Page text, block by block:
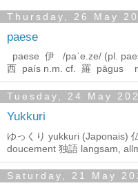
Thursday, 26 May
paese
paese 伊 /paˈe.ze/ (pl.
西 país n.m. cf. 羅 pāgus
Tuesday, 24 May
Yukkuri
ゆっくり yukkuri (Japonais)
doucement 独語 langsam,
Saturday, 21 May